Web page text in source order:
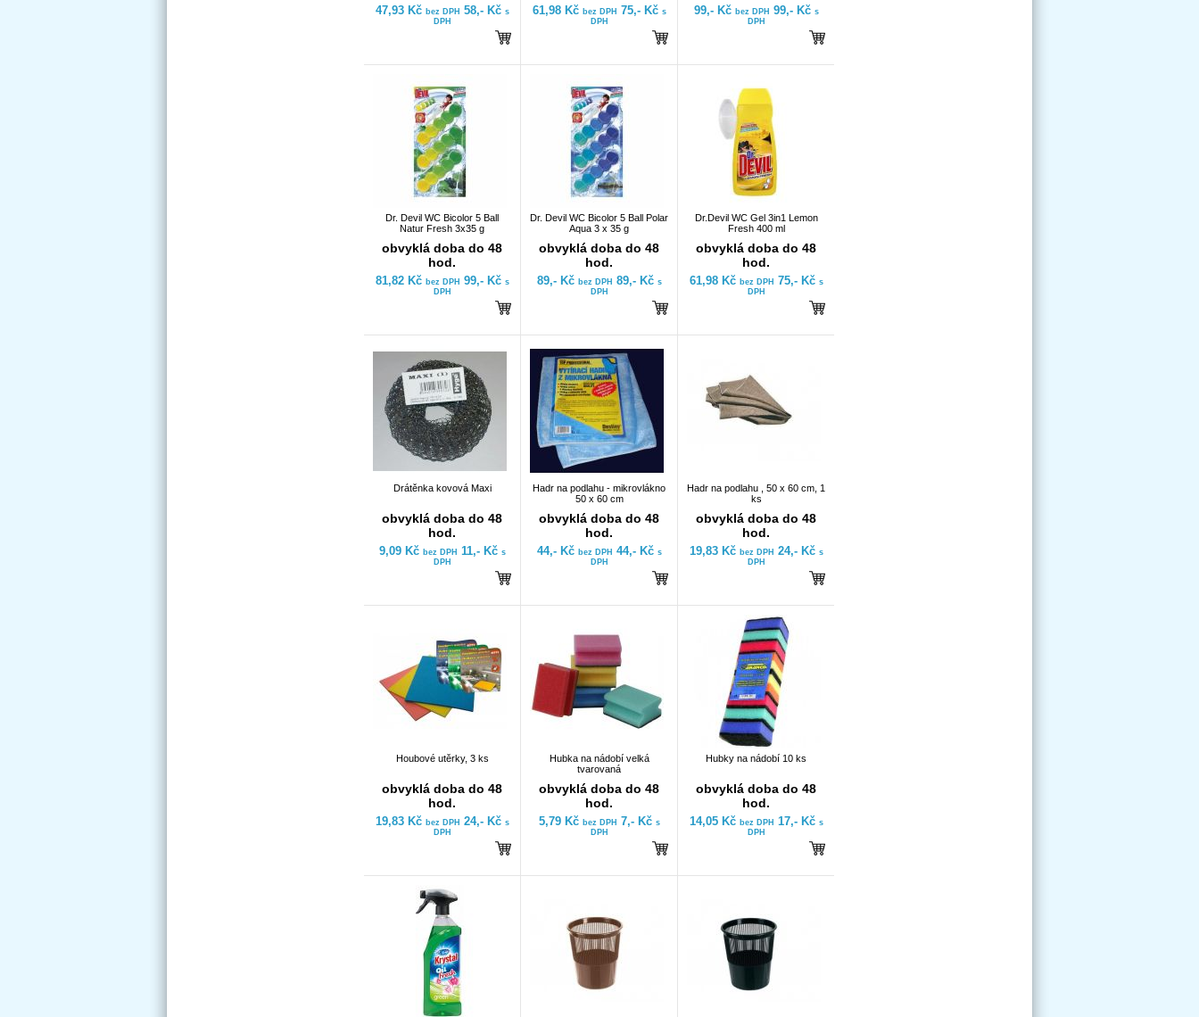
47,93 Kč bez DPH 58,- Kč s
DPH
61,98 Kč bez DPH 75,- Kč s
DPH
99,- Kč bez DPH 99,- Kč s
DPH
Dr. Devil WC Bicolor 5 Ball
Natur Fresh 3x35 g
obvyklá doba do 48
hod.
81,82 Kč bez DPH 99,- Kč s
DPH
Dr. Devil WC Bicolor 5 Ball Polar
Aqua 3 x 35 g
obvyklá doba do 48
hod.
89,- Kč bez DPH 89,- Kč s
DPH
Dr.Devil WC Gel 3in1 Lemon
Fresh 400 ml
obvyklá doba do 48
hod.
61,98 Kč bez DPH 75,- Kč s
DPH
Drátěnka kovová Maxi
obvyklá doba do 48
hod.
9,09 Kč bez DPH 11,- Kč s
DPH
Hadr na podlahu - mikrovlákno
50 x 60 cm
obvyklá doba do 48
hod.
44,- Kč bez DPH 44,- Kč s
DPH
Hadr na podlahu , 50 x 60 cm, 1
ks
obvyklá doba do 48
hod.
19,83 Kč bez DPH 24,- Kč s
DPH
Houbové utěrky, 3 ks
obvyklá doba do 48
hod.
19,83 Kč bez DPH 24,- Kč s
DPH
Hubka na nádobí velká
tvarovaná
obvyklá doba do 48
hod.
5,79 Kč bez DPH 7,- Kč s
DPH
Hubky na nádobí 10 ks
obvyklá doba do 48
hod.
14,05 Kč bez DPH 17,- Kč s
DPH